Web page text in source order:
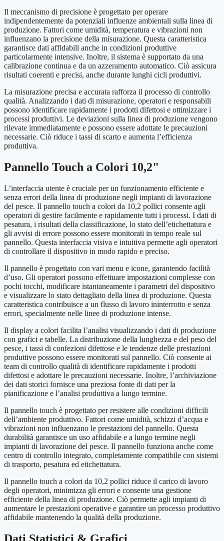
Il meccanismo di precisione è progettato per operare
indipendentemente da potenziali influenze ambientali sulla linea di
produzione. Fattori come umidità, temperatura e vibrazioni non
influenzano la precisione della misurazione. Questa caratteristica
garantisce dati affidabili anche in condizioni produttive
particolarmente intensive. Inoltre, il sistema è supportato da una
calibrazione continua e da un azzeramento automatico. Ciò assicura
risultati coerenti e precisi, anche durante lunghi cicli produttivi.
La misurazione precisa e accurata rafforza il processo di controllo
qualità. Analizzando i dati di misurazione, operatori e responsabili
possono identificare rapidamente i prodotti difettosi e ottimizzare i
processi produttivi. Le deviazioni sulla linea di produzione vengono
rilevate immediatamente e possono essere adottate le precauzioni
necessarie. Ciò riduce i tassi di scarto e aumenta l’efficienza
produttiva.
Pannello Touch a Colori 10,2"
L’interfaccia utente è cruciale per un funzionamento efficiente e
senza errori della linea di produzione negli impianti di lavorazione
del pesce. Il pannello touch a colori da 10,2 pollici consente agli
operatori di gestire facilmente e rapidamente tutti i processi. I dati di
pesatura, i risultati della classificazione, lo stato dell’etichettatura e
gli avvisi di errore possono essere monitorati in tempo reale sul
pannello. Questa interfaccia visiva e intuitiva permette agli operatori
di controllare il dispositivo in modo rapido e preciso.
Il pannello è progettato con vari menu e icone, garantendo facilità
d’uso. Gli operatori possono effettuare impostazioni complesse con
pochi tocchi, modificare istantaneamente i parametri del dispositivo
e visualizzare lo stato dettagliato della linea di produzione. Questa
caratteristica contribuisce a un flusso di lavoro ininterrotto e senza
errori, specialmente nelle linee di produzione intense.
Il display a colori facilita l’analisi visualizzando i dati di produzione
con grafici e tabelle. La distribuzione della lunghezza e del peso del
pesce, i tassi di confezioni difettose e le tendenze delle prestazioni
produttive possono essere monitorati sul pannello. Ciò consente ai
team di controllo qualità di identificare rapidamente i prodotti
difettosi e adottare le precauzioni necessarie. Inoltre, l’archiviazione
dei dati storici fornisce una preziosa fonte di dati per la
pianificazione e l’analisi produttiva a lungo termine.
Il pannello touch è progettato per resistere alle condizioni difficili
dell’ambiente produttivo. Fattori come umidità, schizzi d’acqua e
vibrazioni non influenzano le prestazioni del pannello. Questa
durabilità garantisce un uso affidabile e a lungo termine negli
impianti di lavorazione del pesce. Il pannello funziona anche come
centro di controllo integrato, completamente compatibile con sistemi
di trasporto, pesatura ed etichettatura.
Il pannello touch a colori da 10,2 pollici riduce il carico di lavoro
degli operatori, minimizza gli errori e consente una gestione
efficiente della linea di produzione. Ciò permette agli impianti di
aumentare le prestazioni operative e garantire un processo produttivo
affidabile mantenendo la qualità della produzione.